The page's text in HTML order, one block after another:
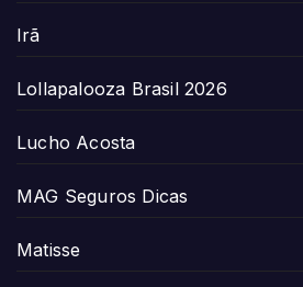
Irã
Lollapalooza Brasil 2026
Lucho Acosta
MAG Seguros Dicas
Matisse